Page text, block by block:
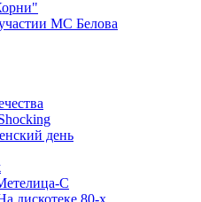
МС Белова
день
С
дискотеке 80-х